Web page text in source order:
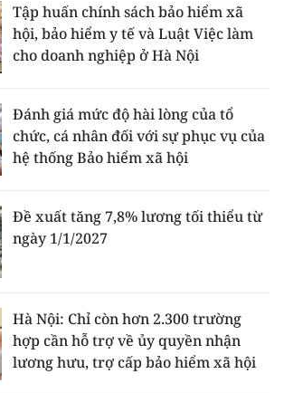
Tập huấn chính sách bảo hiểm xã
hội, bảo hiểm y tế và Luật Việc làm
cho doanh nghiệp ở Hà Nội
Đánh giá mức độ hài lòng của tổ
chức, cá nhân đối với sự phục vụ của
hệ thống Bảo hiểm xã hội
Đề xuất tăng 7,8% lương tối thiểu từ
ngày 1/1/2027
Hà Nội: Chỉ còn hơn 2.300 trường
hợp cần hỗ trợ về ủy quyền nhận
lương hưu, trợ cấp bảo hiểm xã hội